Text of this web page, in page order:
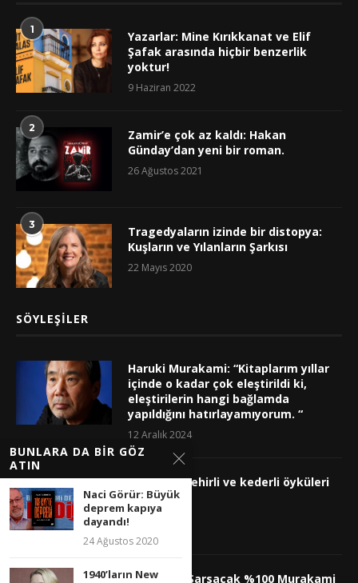
1
Yazarlar: Mine Kırıkkanat ve Elif
Şafak arasında hiçbir benzerlik
yoktur!
9 Haziran 2022
2
Zamir’e çok az kaldı: Hakan
Günday’dan yeni bir roman.
26 Ağustos 2021
3
Tragedyaların izinde bir distopya:
Kuşların ve Yılanların Şarkısı
22 Mayıs 2020
SÖYLEŞILER
Haruki Murakami: “Kitaplarım yıllar
içinde o kadar çok eleştirildi ki,
eleştirilerin hangi bağlamda
yapıldığını hatırlayamıyorum. “
12 Aralık 2024
İplikçi’nin şehirli ve kederli öyküleri
2 Ekim 2023
Ruhunuzu Sarsacak %100 Murakami
BUNLARA DA BIR GÖZ
ATIN
Naci Görür: Büyük
deprem kapıya
dayandı!
24 Ağustos 2020
1940’ların New